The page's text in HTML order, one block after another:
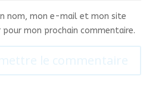
nom, mon e-mail et mon site
pour mon prochain commentaire.
le commentaire